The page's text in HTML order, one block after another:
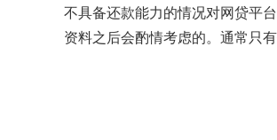
不具备还款能力的情况对网贷平
资料之后会酌情考虑的。通常只